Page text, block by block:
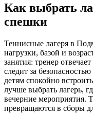
Как выбрать
спешки
Теннисные лагеря в
нагрузки, базой и
занятия: тренер
следит за
детям спокойно
лучше выбрать лагерь,
вечерние мероприятия.
превращаются в сборы